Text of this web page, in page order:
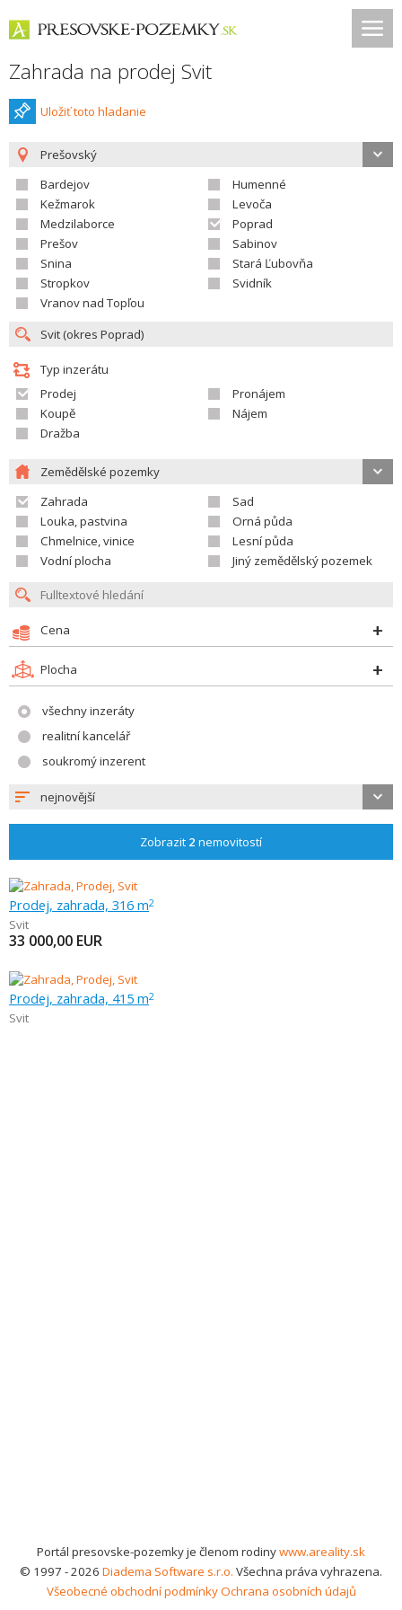
Zahrada na prodej Svit
Uložiť toto hladanie
Prešovský
Bardejov
Humenné
Kežmarok
Levoča
Medzilaborce
Poprad
Prešov
Sabinov
Snina
Stará Ľubovňa
Stropkov
Svidník
Vranov nad Topľou
Typ inzerátu
Prodej
Pronájem
Koupě
Nájem
Dražba
Zemědělské pozemky
Zahrada
Sad
Louka, pastvina
Orná půda
Chmelnice, vinice
Lesní půda
Vodní plocha
Jiný zemědělský pozemek
Cena
Plocha
všechny inzeráty
realitní kancelář
soukromý inzerent
nejnovější
Zobrazit 2 nemovitostí
Prodej, zahrada, 316 m2
Svit
33 000,00 EUR
Prodej, zahrada, 415 m2
Svit
Portál presovske-pozemky je členom rodinywww.areality.sk
© 1997 - 2026 Diadema Software s.r.o. Všechna práva vyhrazena.
Všeobecné obchodní podmínkyOchrana osobních údajů